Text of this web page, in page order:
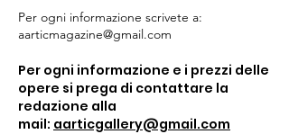
Per ogni informazione scrivete a:
aarticmagazine@gmail.com
Per ogni informazione e i prezzi delle
opere si prega di contattare la
redazione alla
mail: aarticgallery@gmail.com